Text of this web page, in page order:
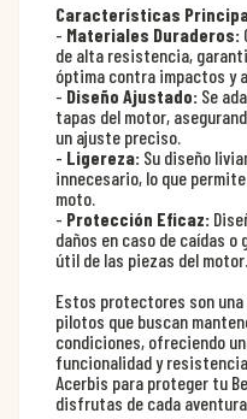
Características
- Materiales Duraderos:
de alta resistencia,
óptima contra impactos y
- Diseño Ajustado: Se
tapas del motor,
un ajuste preciso.
- Ligereza: Su diseño
innecesario, lo que
moto.
- Protección Eficaz:
daños en caso de caídas o
útil de las piezas del motor.
Estos protectores son
pilotos que buscan
condiciones, ofreciendo
funcionalidad y
Acerbis para proteger tu
disfrutas de cada